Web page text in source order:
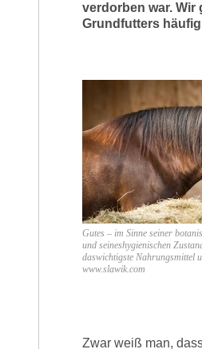
verdorben war. Wir
Grundfutters
Gutes – im Sinne seiner
und seineshygienischen
daswichtigste Nahrungsmittel
www.slawik.com
Zwar weiß man,